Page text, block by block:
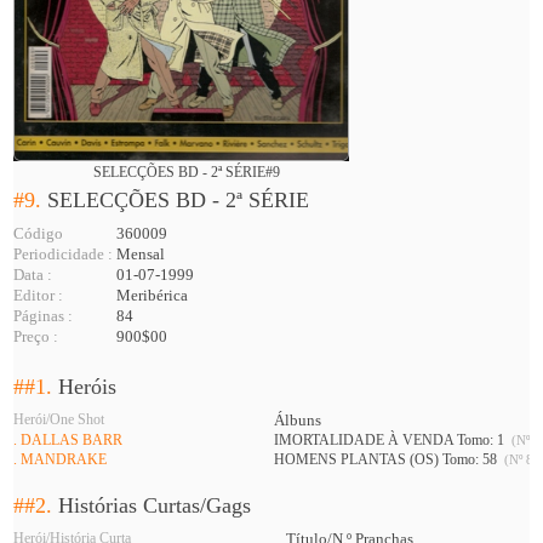
SELECÇÕES BD - 2ª SÉRIE#9
#9. SELECÇÕES BD - 2ª SÉRIE
Código
360009
Periodicidade : Mensal
Data :
01-07-1999
Editor :
Meribérica
Páginas :
84
Preço :
900$00
##1.Heróis
Herói/One Shot Álbuns
. DALLAS BARR IMORTALIDADE À VENDA Tomo: 1 (Nº
. MANDRAKE HOMENS PLANTAS (OS) Tomo: 58 (Nº 8
##2.Histórias Curtas/Gags
Herói/História Curta
Título/N.º Pranchas